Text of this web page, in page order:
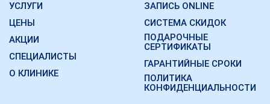
УСЛУГИ
ЦЕНЫ
АКЦИИ
СПЕЦИАЛИСТЫ
О КЛИНИКЕ
ЗАПИСЬ ONLINE
СИСТЕМА СКИДОК
ПОДАРОЧНЫЕ
СЕРТИФИКАТЫ
ГАРАНТИЙНЫЕ СРОКИ
ПОЛИТИКА
КОНФИДЕНЦИАЛЬНОСТИ